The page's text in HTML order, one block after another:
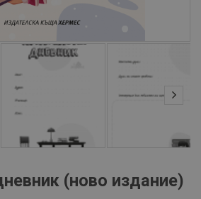
(ново издание)